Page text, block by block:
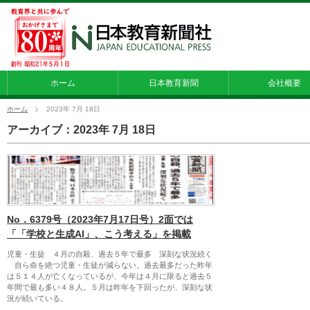
ホーム 日本教育新聞 会社概要
ホーム 2023年 7月 18日
アーカイブ：2023年 7月 18日
No．6379号（2023年7月17日号）2面では
「「学校と生成AI」、こう考える」を掲載
児童・生徒 ４月の自殺、過去５年で最多 深刻な状況続く
自ら命を絶つ児童・生徒が減らない。過去最多だった昨年
は５１４人が亡くなっているが、今年は４月に限ると過去５
年間で最も多い４８人。５月は昨年を下回ったが、深刻な状
況が続いている。